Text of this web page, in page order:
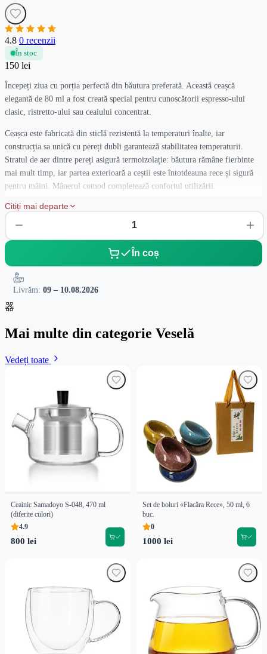
4.8 0 recenzii
În stoc
150 lei
Începeți ziua cu porția perfectă din băutura preferată. Această ceașcă
elegantă de 80 ml a fost creată special pentru cunoscătorii espresso-ului
clasic, ristretto-ului sau ceaiului concentrat.
Ceașca este fabricată din sticlă rezistentă la temperaturi înalte, iar
construcția sa unică cu pereți dubli garantează stabilitatea temperaturii.
Stratul de aer dintre pereți asigură termoizolație: băutura rămâne fierbinte
mai mult timp, iar partea exterioară a ceștii este întotdeauna rece și sigură
pentru mâini. Mânerul comod completează confortul utilizării.
Bucurați-vă de efectul vizual unic, când băutura pare să plutească în aer,
făcând pauza de cafea cu adevărat stilată.
Atenție: pentru a păstra claritatea impecabilă și durabilitatea materialului,
recomandăm spălarea manuală. Spălarea în mașina de spălat vase nu este
permisă.
Citiți mai departe
În coș
Livrăm: 09 – 10.08.2026
器
Mai multe din categorie Veselă
Vedeți toate
Ceainic Samadoyo S-048, 470 ml
(diferite culori)
4.9
800 lei
Set de boluri «Flacăra Rece», 50 ml, 6
buc.
0
1000 lei